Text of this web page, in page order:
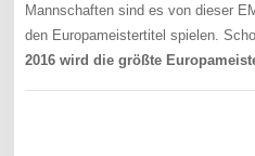
Mannschaften sind es von dieser
den Europameistertitel spielen.
2016 wird die größte